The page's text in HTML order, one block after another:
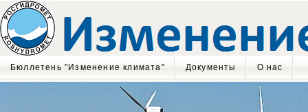
Бюллетень "Изменение климата" Документы О нас